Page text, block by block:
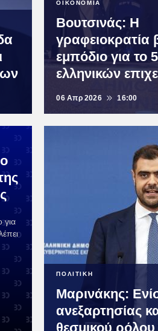
ΟΙΚΟΝΟΜΙΑ
Βουτσινάς: Η
γραφειοκρατία
εμπόδιο για το
ελληνικών
06 Απρ 2026 16:00
για
ΠΟΛΙΤΙΚΗ
Μαρινάκης:
ανεξαρτησίας
θεσμικού